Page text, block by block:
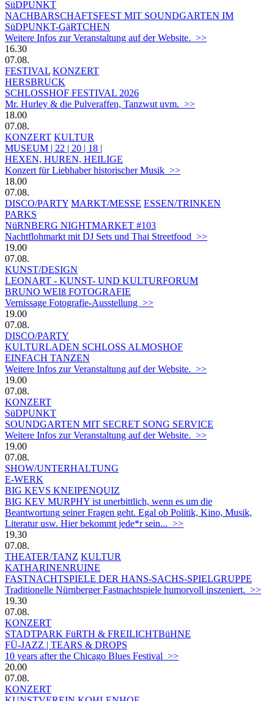
SüDPUNKT
NACHBARSCHAFTSFEST MIT SOUNDGARTEN IM
SüDPUNKT-GäRTCHEN
Weitere Infos zur Veranstaltung auf der Website. >>
16.30
07.08.
FESTIVAL KONZERT
HERSBRUCK
SCHLOSSHOF FESTIVAL 2026
Mr. Hurley & die Pulveraffen, Tanzwut uvm. >>
18.00
07.08.
KONZERT KULTUR
MUSEUM | 22 | 20 | 18 |
HEXEN, HUREN, HEILIGE
Konzert für Liebhaber historischer Musik >>
18.00
07.08.
DISCO/PARTY MARKT/MESSE ESSEN/TRINKEN
PARKS
NüRNBERG NIGHTMARKET #103
Nachtflohmarkt mit DJ Sets und Thai Streetfood >>
19.00
07.08.
KUNST/DESIGN
LEONART - KUNST- UND KULTURFORUM
BRUNO WEIß FOTOGRAFIE
Vernissage Fotografie-Ausstellung >>
19.00
07.08.
DISCO/PARTY
KULTURLADEN SCHLOSS ALMOSHOF
EINFACH TANZEN
Weitere Infos zur Veranstaltung auf der Website. >>
19.00
07.08.
KONZERT
SüDPUNKT
SOUNDGARTEN MIT SECRET SONG SERVICE
Weitere Infos zur Veranstaltung auf der Website. >>
19.00
07.08.
SHOW/UNTERHALTUNG
E-WERK
BIG KEVS KNEIPENQUIZ
BIG KEV MURPHY ist unerbittlich, wenn es um die
Beantwortung seiner Fragen geht. Egal ob Politik, Kino, Musik,
Literatur usw. Hier bekommt jede*r sein... >>
19.30
07.08.
THEATER/TANZ KULTUR
KATHARINENRUINE
FASTNACHTSPIELE DER HANS-SACHS-SPIELGRUPPE
Traditionelle Nürnberger Fastnachtspiele humorvoll inszeniert. >>
19.30
07.08.
KONZERT
STADTPARK FüRTH & FREILICHTBüHNE
FÜ-JAZZ | TEARS & DROPS
10 years after the Chicago Blues Festival >>
20.00
07.08.
KONZERT